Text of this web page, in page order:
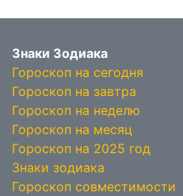
Знаки Зодиака
Гороскоп на сегодня
Гороскоп на завтра
Гороскоп на неделю
Гороскоп на месяц
Гороскоп на 2025 год
Знаки зодиака
Гороскоп совместимости